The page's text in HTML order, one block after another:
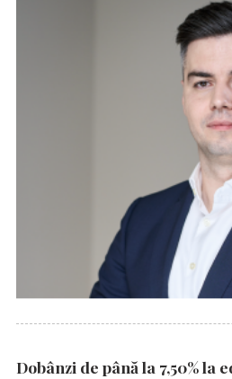
Dobânzi de până la 7,50% la